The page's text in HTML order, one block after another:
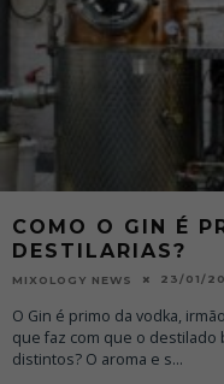
COMO O GIN É
DESTILARIAS?
MIXOLOGY NEWS 23/01/
O Gin é primo da vodka,
que faz com que o
distintos? O aroma e s...